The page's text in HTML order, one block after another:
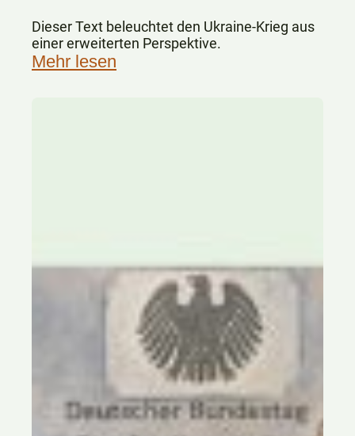
Dieser Text beleuchtet den Ukraine-Krieg aus
einer erweiterten Perspektive.
Mehr lesen